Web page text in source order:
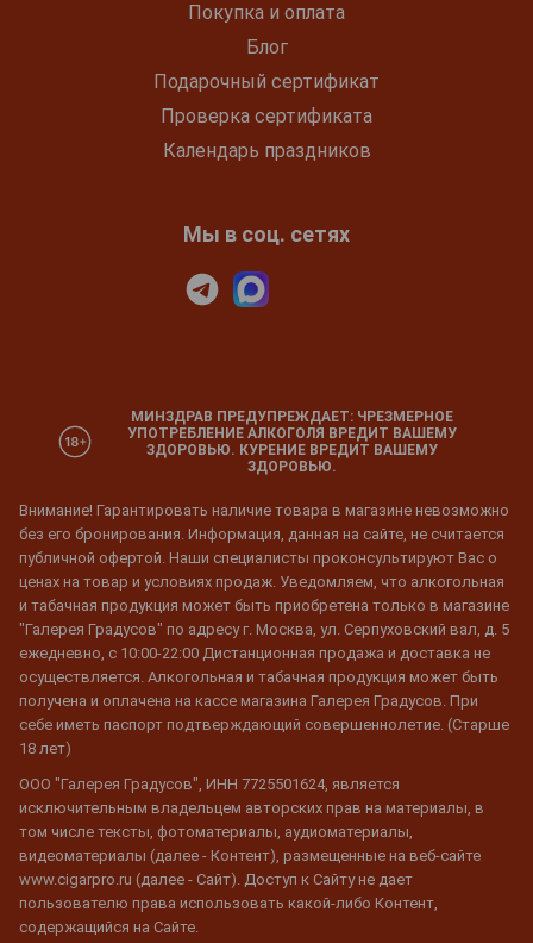
Покупка и оплата
Блог
Подарочный сертификат
Проверка сертификата
Календарь праздников
Мы в соц. сетях
МИНЗДРАВ ПРЕДУПРЕЖДАЕТ: ЧРЕЗМЕРНОЕ
УПОТРЕБЛЕНИЕ АЛКОГОЛЯ ВРЕДИТ ВАШЕМУ
ЗДОРОВЬЮ. КУРЕНИЕ ВРЕДИТ ВАШЕМУ
ЗДОРОВЬЮ.
Внимание! Гарантировать наличие товара в магазине невозможно
без его бронирования. Информация, данная на сайте, не считается
публичной офертой. Наши специалисты проконсультируют Вас о
ценах на товар и условиях продаж. Уведомляем, что алкогольная
и табачная продукция может быть приобретена только в магазине
"Галерея Градусов" по адресу г. Москва, ул. Серпуховский вал, д. 5
ежедневно, с 10:00-22:00 Дистанционная продажа и доставка не
осуществляется. Алкогольная и табачная продукция может быть
получена и оплачена на кассе магазина Галерея Градусов. При
себе иметь паспорт подтверждающий совершеннолетие. (Старше
18 лет)
ООО "Галерея Градусов", ИНН 7725501624, является
исключительным владельцем авторских прав на материалы, в
том числе тексты, фотоматериалы, аудиоматериалы,
видеоматериалы (далее - Контент), размещенные на веб-сайте
www.cigarpro.ru (далее - Сайт). Доступ к Сайту не дает
пользователю права использовать какой-либо Контент,
содержащийся на Сайте.